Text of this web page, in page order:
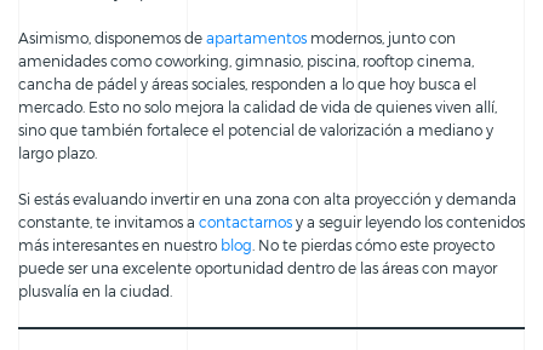
Asimismo, disponemos de apartamentos modernos, junto con
amenidades como coworking, gimnasio, piscina, rooftop cinema,
cancha de pádel y áreas sociales, responden a lo que hoy busca el
mercado. Esto no solo mejora la calidad de vida de quienes viven allí,
sino que también fortalece el potencial de valorización a mediano y
largo plazo.
Si estás evaluando invertir en una zona con alta proyección y demanda
constante, te invitamos a contactarnos y a seguir leyendo los contenidos
más interesantes en nuestro blog . No te pierdas cómo este proyecto
puede ser una excelente oportunidad dentro de las áreas con mayor
plusvalía en la ciudad.